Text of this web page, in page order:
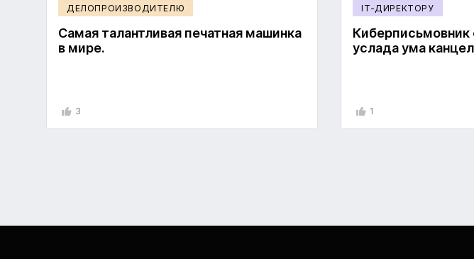
ДЕЛОПРОИЗВОДИТЕЛЮ
Самая талантливая печатная машинка
в мире.
3
IT-ДИРЕКТОРУ
Киберписьмовник
услада ума
1